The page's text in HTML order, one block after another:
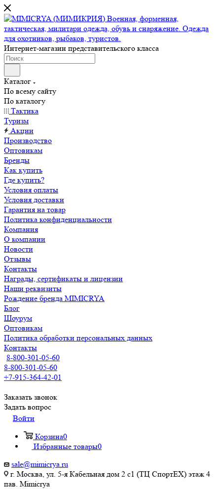
Интернет-магазин представительского класса
Каталог
По всему сайту
По каталогу
Тактика
Туризм
Акции
Производство
Оптовикам
Бренды
Как купить
Где купить?
Условия оплаты
Условия доставки
Гарантия на товар
Политика конфиденциальности
Компания
О компании
Новости
Отзывы
Контакты
Награды, сертификаты и лицензии
Наши реквизиты
Рождение бренда MIMICRYA
Блог
Шоурум
Оптовикам
Политика обработки персональных данных
Контакты
8-800-301-05-60
8-800-301-05-60
+7-915-364-42-01
Заказать звонок
Задать вопрос
Войти
Корзина0
Избранные товары0
sale@mimicrya.ru
г. Москва, ул. 5-я Кабельная дом 2 с1 (ТЦ СпортEX) этаж 4
пав. Mimicrya